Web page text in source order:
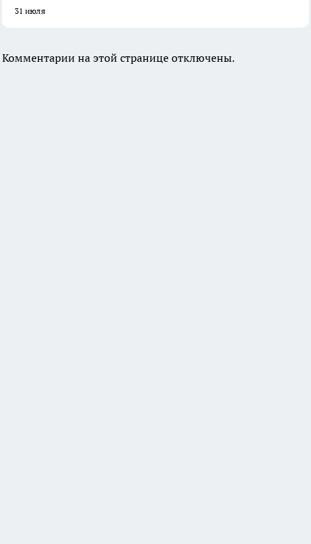
31 июля
Комментарии на этой странице отключены.